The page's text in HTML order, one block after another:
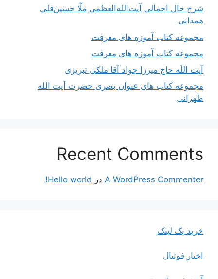
شرح حال اجمالی آیت‌الله‌العظمی ملّا حسین‌قلی
همدانی
مجموعه کتاب آموزه های معرفت
مجموعه کتاب آموزه های معرفت
آیت اللَه حاج میرزا جواد آقا ملکی تبریزی
مجموعه کتاب های عنوان بصری حضرت آیت الله
طهرانی
Recent Comments
A WordPress Commenter در Hello world!
خرید بک لینک
اخبار فوتبال